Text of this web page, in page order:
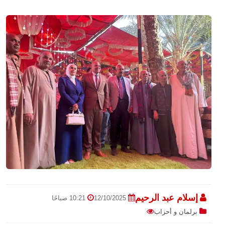
إسلام عبد الرحيم 12/10/2025
برلمان و أحزاب